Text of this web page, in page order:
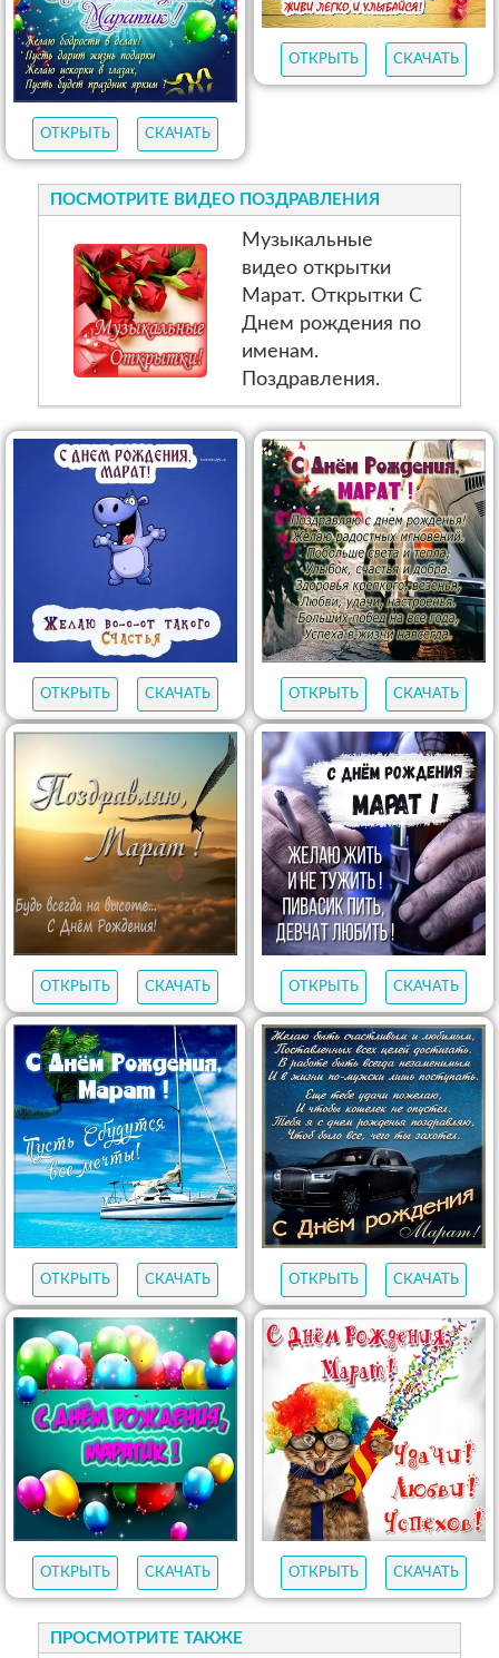
ОТКРЫТЬ СКАЧАТЬ
ОТКРЫТЬ СКАЧАТЬ
ПОСМОТРИТЕ ВИДЕО ПОЗДРАВЛЕНИЯ
Музыкальные
видео открытки
Марат. Открытки С
Днем рождения по
именам.
Поздравления.
ОТКРЫТЬ СКАЧАТЬ ОТКРЫТЬ СКАЧАТЬ
ОТКРЫТЬ СКАЧАТЬ ОТКРЫТЬ СКАЧАТЬ
ОТКРЫТЬ СКАЧАТЬ ОТКРЫТЬ СКАЧАТЬ
ОТКРЫТЬ СКАЧАТЬ ОТКРЫТЬ СКАЧАТЬ
ПРОСМОТРИТЕ ТАКЖЕ